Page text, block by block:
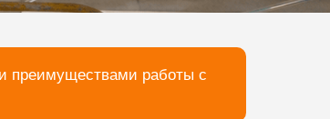
преимуществами работы с